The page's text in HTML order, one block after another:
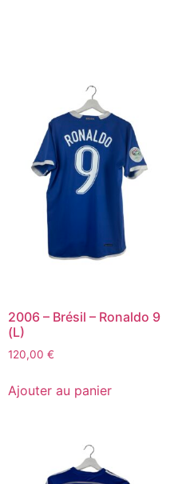
2006 – Brésil – Ronaldo 9
(L)
120,00 €
Ajouter au panier